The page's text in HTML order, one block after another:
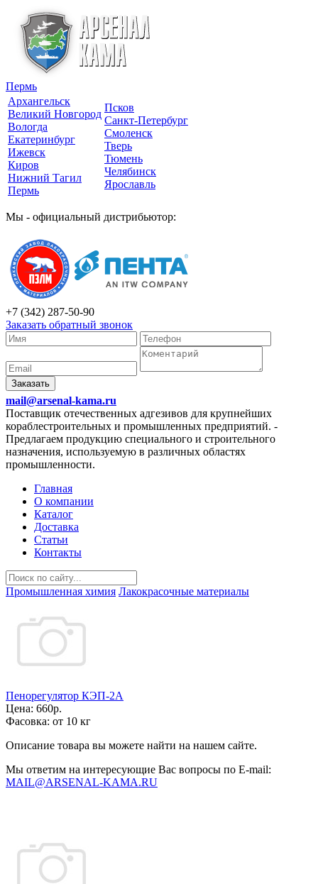
Пермь
Архангельск
Великий Новгород
Вологда
Екатеринбург
Ижевск
Киров
Нижний Тагил
Пермь
Псков
Санкт-Петербург
Смоленск
Тверь
Тюмень
Челябинск
Ярославль
Мы - официальный дистрибьютор:
+7 (342) 287-50-90
Заказать обратный звонок
Заказать
mail@arsenal-kama.ru
Поставщик отечественных адгезивов для крупнейших
кораблестроительных и промышленных предприятий. -
Предлагаем продукцию специального и строительного
назначения, используемую в различных областях
промышленности.
Главная
О компании
Каталог
Доставка
Статьи
Контакты
Промышленная химия Лакокрасочные материалы
Пенорегулятор КЭП-2А
Цена: 660р.
Фасовка: от 10 кг
Описание товара вы можете найти на нашем сайте.
Мы ответим на интересующие Вас вопросы по E-mail:
MAIL@ARSENAL-KAMA.RU